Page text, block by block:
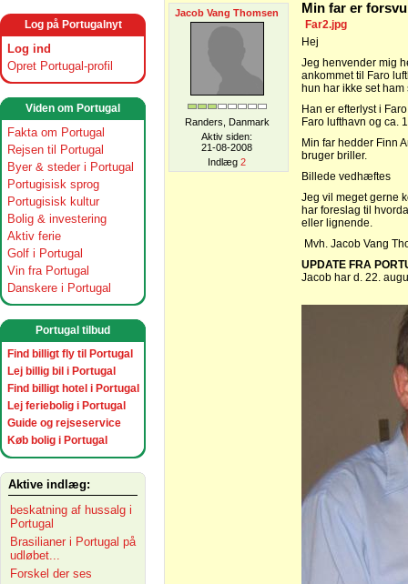
Log på Portugalnyt
Log ind
Opret Portugal-profil
Viden om Portugal
Fakta om Portugal
Rejsen til Portugal
Byer & steder i Portugal
Portugisisk sprog
Portugisisk kultur
Bolig & investering
Aktiv ferie
Golf i Portugal
Vin fra Portugal
Danskere i Portugal
Portugal tilbud
Find billigt fly til Portugal
Lej billig bil i Portugal
Find billigt hotel i Portugal
Lej feriebolig i Portugal
Guide og rejseservice
Køb bolig i Portugal
Aktive indlæg:
beskatning af hussalg i
Portugal
Brasilianer i Portugal på
udløbet...
Forskel der ses
Jacob Vang Thomsen
Randers, Danmark
Aktiv siden:
21-08-2008
Indlæg 2
Min far er
Far2.jpg
Hej
Jeg henvender mig
ankommet til Faro
hun har ikke set ham
Han er efterlyst i
Faro lufthavn og ca.
Min far hedder Finn
bruger briller.
Billede vedhæftes
Jeg vil meget gerne
har foreslag til
eller lignende.
Mvh. Jacob Vang
UPDATE FRA
Jacob har d. 22.